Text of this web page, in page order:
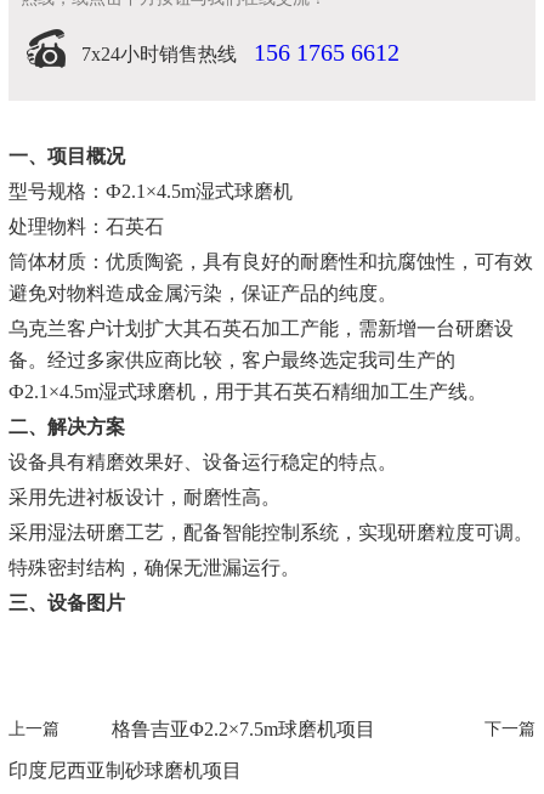
7x24小时销售热线 156 1765 6612
一、项目概况
型号规格：Ф2.1×4.5m湿式球磨机
处理物料：石英石
筒体材质：优质陶瓷，具有良好的耐磨性和抗腐蚀性，可有效
避免对物料造成金属污染，保证产品的纯度。
乌克兰客户计划扩大其石英石加工产能，需新增一台研磨设
备。经过多家供应商比较，客户最终选定我司生产的
Ф2.1×4.5m湿式球磨机，用于其石英石精细加工生产线。
二、解决方案
设备具有精磨效果好、设备运行稳定的特点。
采用先进衬板设计，耐磨性高。
采用湿法研磨工艺，配备智能控制系统，实现研磨粒度可调。
特殊密封结构，确保无泄漏运行。
三、设备图片
上一篇 格鲁吉亚Φ2.2×7.5m球磨机项目 下一篇
印度尼西亚制砂球磨机项目